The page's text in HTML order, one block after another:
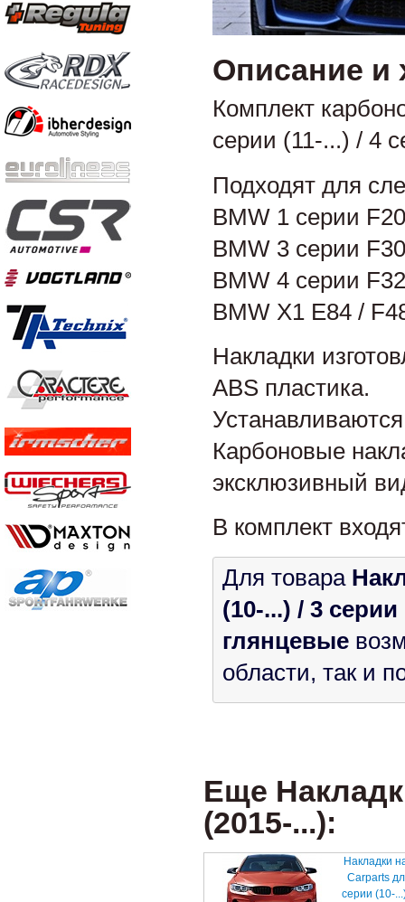
Описание и
Комплект
серии (11-...) / 4
Подходят для
BMW 1 серии
BMW 3 серии
BMW 4 серии
BMW X1 E84 /
Накладки
ABS пластика.
Карбоновые
эксклюзивный
В комплект
Для товара
(10-...) / 3
глянцевые
области, так и
Еще
(2015-...):
Накладки
Carparts
серии (10-